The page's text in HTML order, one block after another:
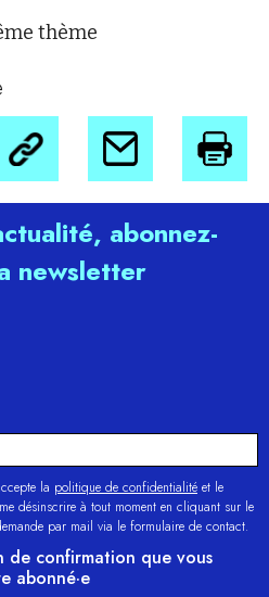
thème
abonnez-
newsletter
la politique de confidentialité et le
désinscrire à tout moment en cliquant sur le
par mail via le formulaire de contact.
de confirmation que vous
abonné·e